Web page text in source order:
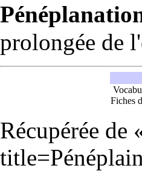
prolongée de l'
Fiches
Récupérée de